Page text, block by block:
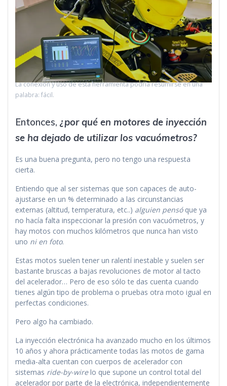
La conexión y uso de esta herramienta podría resumirse en una
palabra: fácil.
Entonces, ¿por qué en motores de inyección
se ha dejado de utilizar los vacuómetros?
Es una buena pregunta, pero no tengo una respuesta
cierta.
Entiendo que al ser sistemas que son capaces de auto-
ajustarse en un % determinado a las circunstancias
externas (altitud, temperatura, etc..) alguien pensóque ya
no hacía falta inspeccionar la presión con vacuómetros, y
hay motos con muchos kilómetros que nunca han visto
uno ni en foto.
Estas motos suelen tener un ralentí inestable y suelen ser
bastante bruscas a bajas revoluciones de motor al tacto
del acelerador… Pero de eso sólo te das cuenta cuando
tienes algún tipo de problema o pruebas otra moto igual en
perfectas condiciones.
Pero algo ha cambiado.
La inyección electrónica ha avanzado mucho en los últimos
10 años y ahora prácticamente todas las motos de gama
media-alta cuentan con cuerpos de acelerador con
sistemas ride-by-wirelo que supone un control total del
acelerador por parte de la electrónica, independientemente